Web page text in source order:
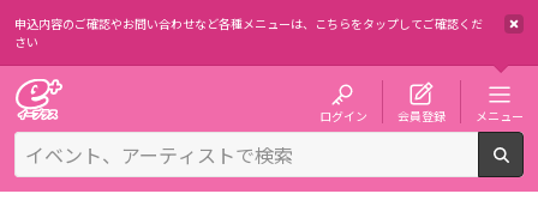
申込内容のご確認やお問い合わせなど各種メニューは、 こちらをタップしてご確認くだ
さい
ログイン 会員登録 メニュー